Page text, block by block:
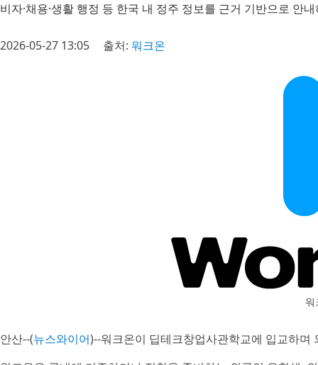
비자·채용·생활 행정 등 한국 내 정주 정보를 근거 기반으로 안
2026-05-27 13:05 출처: 워크온
워
안산--(뉴스와이어)--워크온이 딥테크창업사관학교에 입교하